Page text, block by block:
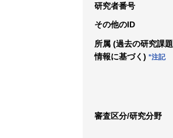
研究者番号
その他のID
所属 (過去の研究課題
情報に基づく) *注記
審査区分/研究分野